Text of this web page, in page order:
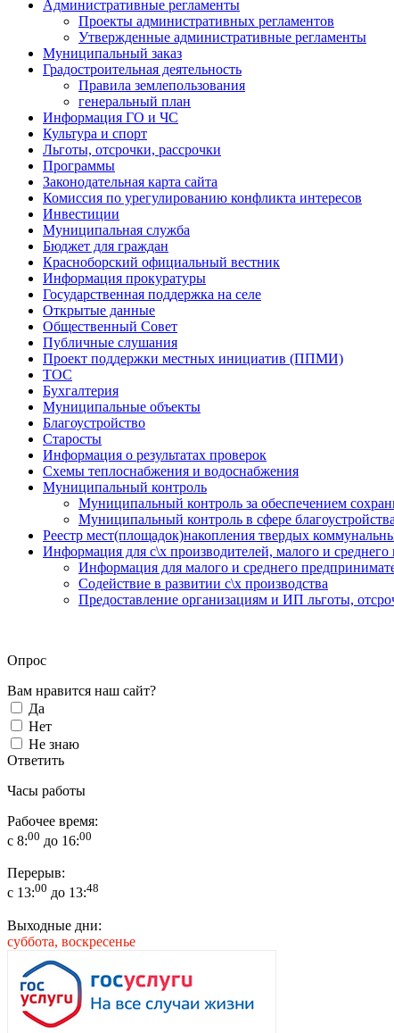
Административные регламенты
Проекты административных регламентов
Утвержденные административные регламенты
Муниципальный заказ
Градостроительная деятельность
Правила землепользования
генеральный план
Информация ГО и ЧС
Культура и спорт
Льготы, отсрочки, рассрочки
Программы
Законодательная карта сайта
Комиссия по урегулированию конфликта интересов
Инвестиции
Муниципальная служба
Бюджет для граждан
Красноборский официальный вестник
Информация прокуратуры
Государственная поддержка на селе
Открытые данные
Общественный Совет
Публичные слушания
Проект поддержки местных инициатив (ППМИ)
ТОС
Бухгалтерия
Муниципальные объекты
Благоустройство
Старосты
Информация о результатах проверок
Схемы теплоснабжения и водоснабжения
Муниципальный контроль
Муниципальный контроль за обеспечением
Муниципальный контроль в сфере благоустройства
Реестр мест(площадок)накопления твердых
Информация для с\х производителей, малого и среднего
Информация для малого и среднего
Содействие в развитии с\х производства
Предоставление организациям и ИП льготы,
Опрос
Вам нравится наш сайт?
Да
Нет
Не знаю
Ответить
Часы работы
Рабочее время:
с 8:00 до 16:00
Перерыв:
с 13:00 до 13:48
Выходные дни:
суббота, воскресенье